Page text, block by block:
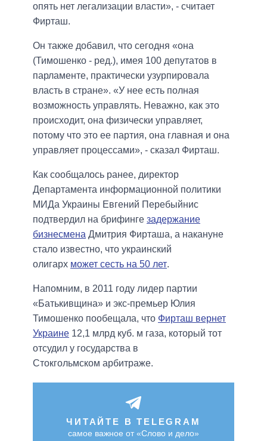
опять нет легализации власти», - считает
Фирташ.
Он также добавил, что сегодня «она
(Тимошенко - ред.), имея 100 депутатов в
парламенте, практически узурпировала
власть в стране». «У нее есть полная
возможность управлять. Неважно, как это
происходит, она физически управляет,
потому что это ее партия, она главная и она
управляет процессами», - сказал Фирташ.
Как сообщалось ранее, директор
Департамента информационной политики
МИДа Украины Евгений Перебыйнис
подтвердил на брифинге задержание
бизнесмена Дмитрия Фирташа, а накануне
стало известно, что украинский
олигарх может сесть на 50 лет.
Напомним, в 2011 году лидер партии
«Батькивщина» и экс-премьер Юлия
Тимошенко пообещала, что Фирташ вернет
Украине 12,1 млрд куб. м газа, который тот
отсудил у государства в
Стокгольмском арбитраже.
ЧИТАЙТЕ В TELEGRAM
самое важное от «Слово и дело»